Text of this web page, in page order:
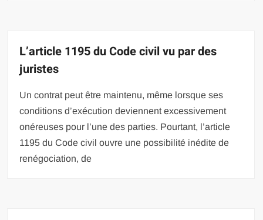
L’article 1195 du Code civil vu par des
juristes
Un contrat peut être maintenu, même lorsque ses
conditions d’exécution deviennent excessivement
onéreuses pour l’une des parties. Pourtant, l’article
1195 du Code civil ouvre une possibilité inédite de
renégociation, de